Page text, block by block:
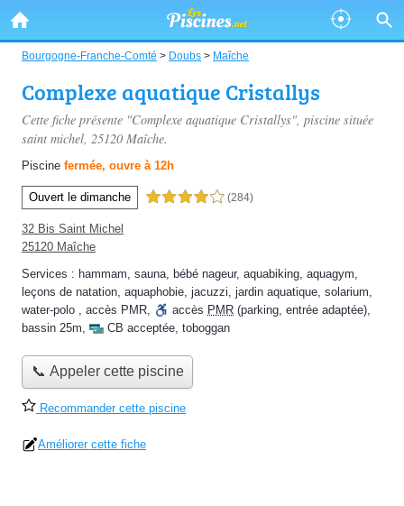
Bourgogne-Franche-Comté > Doubs > Maîche
Complexe aquatique Cristallys
Cette fiche présente "Complexe aquatique Cristallys", piscine située
saint michel, 25120 Maîche.
Piscine fermée, ouvre à 12h
Ouvert le dimanche 4,0 étoiles sur 5 (284)
32 Bis Saint Michel
25120 Maîche
Services : hammam, sauna, bébé nageur, aquabiking, aquagym,
leçons de natation, aquaphobie, jacuzzi, jardin aquatique, solarium,
water-polo , accès PMR, accès PMR (parking, entrée adaptée),
bassin 25m, CB acceptée, toboggan
📞 Appeler cette piscine
Recommander cette piscine
Améliorer cette fiche